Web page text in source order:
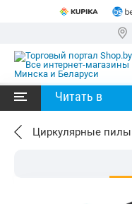
Читать в
Циркулярные пилы